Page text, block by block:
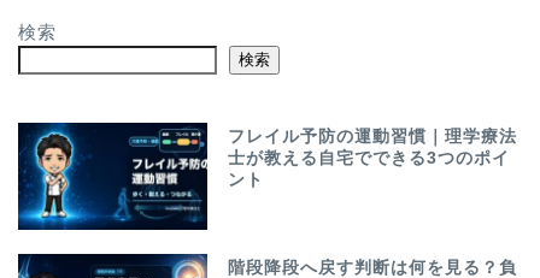
検索
検索
フレイル予防の運動習慣｜理学療法
士が教える自宅でできる3つのポイ
ント
階段降段へ戻す判断は何を見る？負